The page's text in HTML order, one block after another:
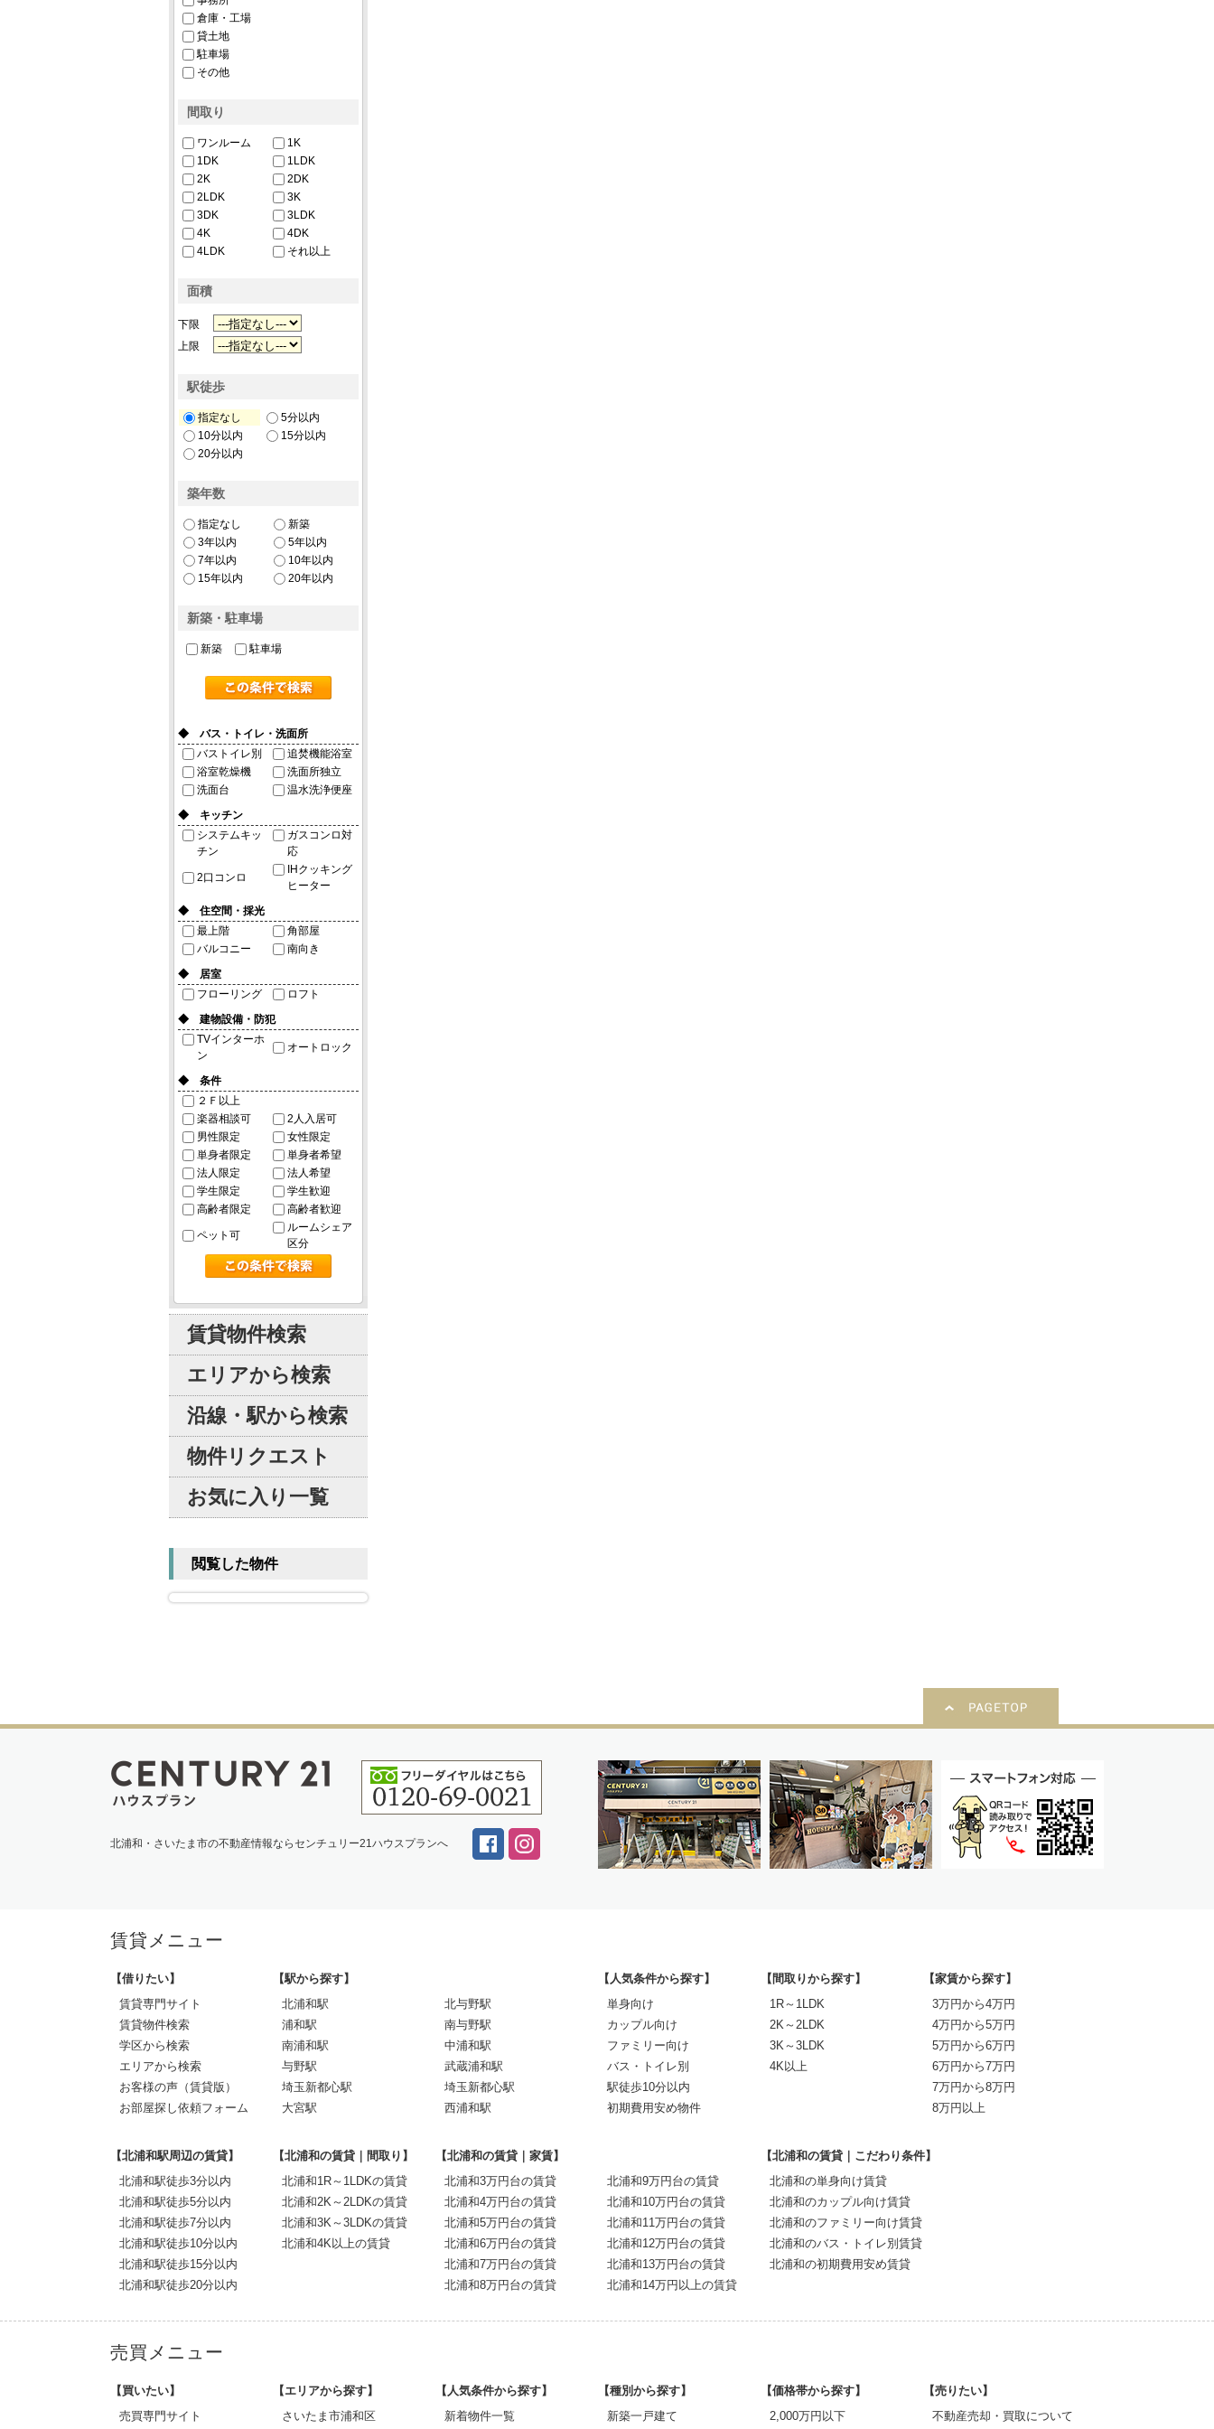
倉庫・工場
貸土地
駐車場
その他
間取り
ワンルーム
1K
1DK
1LDK
2K
2DK
2LDK
3K
3DK
3LDK
4K
4DK
4LDK
それ以上
面積
下限
上限
駅徒歩
指定なし
5分以内
10分以内
15分以内
20分以内
築年数
指定なし
新築
3年以内
5年以内
7年以内
10年以内
15年以内
20年以内
新築・駐車場
新築 駐車場
◆ バス・トイレ・洗面所
バストイレ別
追焚機能浴室
浴室乾燥機
洗面所独立
洗面台
温水洗浄便座
◆ キッチン
システムキッ
チン
ガスコンロ対
応
2口コンロ
IHクッキング
ヒーター
◆ 住空間・採光
最上階
角部屋
バルコニー
南向き
◆ 居室
フローリング
ロフト
◆ 建物設備・防犯
TVインターホ
ン
オートロック
◆ 条件
２Ｆ以上
楽器相談可
2人入居可
男性限定
女性限定
単身者限定
単身者希望
法人限定
法人希望
学生限定
学生歓迎
高齢者限定
高齢者歓迎
ペット可
ルームシェア
区分
賃貸物件検索
エリアから検索
沿線・駅から検索
物件リクエスト
お気に入り一覧
閲覧した物件
北浦和・さいたま市の不動産情報ならセンチュリー21ハウスプランへ
賃貸メニュー
【借りたい】
賃貸専門サイト
賃貸物件検索
学区から検索
エリアから検索
お客様の声（賃貸版）
お部屋探し依頼フォーム
【駅から探す】
北浦和駅
浦和駅
南浦和駅
与野駅
埼玉新都心駅
大宮駅
北与野駅
南与野駅
中浦和駅
武蔵浦和駅
埼玉新都心駅
西浦和駅
【人気条件から探す】
単身向け
カップル向け
ファミリー向け
バス・トイレ別
駅徒歩10分以内
初期費用安め物件
【間取りから探す】
1R～1LDK
2K～2LDK
3K～3LDK
4K以上
【家賃から探す】
3万円から4万円
4万円から5万円
5万円から6万円
6万円から7万円
7万円から8万円
8万円以上
【北浦和駅周辺の賃貸】
北浦和駅徒歩3分以内
北浦和駅徒歩5分以内
北浦和駅徒歩7分以内
北浦和駅徒歩10分以内
北浦和駅徒歩15分以内
北浦和駅徒歩20分以内
【北浦和の賃貸｜間取り】
北浦和1R～1LDKの賃貸
北浦和2K～2LDKの賃貸
北浦和3K～3LDKの賃貸
北浦和4K以上の賃貸
【北浦和の賃貸｜家賃】
北浦和3万円台の賃貸
北浦和4万円台の賃貸
北浦和5万円台の賃貸
北浦和6万円台の賃貸
北浦和7万円台の賃貸
北浦和8万円台の賃貸
北浦和9万円台の賃貸
北浦和10万円台の賃貸
北浦和11万円台の賃貸
北浦和12万円台の賃貸
北浦和13万円台の賃貸
北浦和14万円以上の賃貸
【北浦和の賃貸｜こだわり条件】
北浦和の単身向け賃貸
北浦和のカップル向け賃貸
北浦和のファミリー向け賃貸
北浦和のバス・トイレ別賃貸
北浦和の初期費用安め賃貸
売買メニュー
【買いたい】
売買専門サイト
【エリアから探す】
さいたま市浦和区
【人気条件から探す】
新着物件一覧
【種別から探す】
新築一戸建て
【価格帯から探す】
2,000万円以下
【売りたい】
不動産売却・買取について